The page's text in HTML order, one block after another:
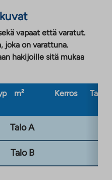
vapaat että varatut.
joka on varattuna.
hakijoille sitä mukaa
m² Kerros
Talo A
Talo B